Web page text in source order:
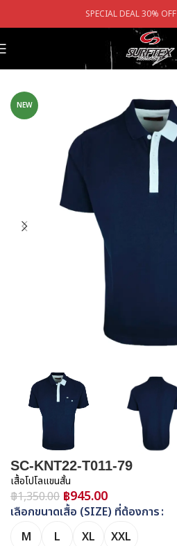
SPECIAL DEAL 30% OFF
เสื้อโปโล เสื้อโปโลแขนสั้น
NEW
SC-KNT22-T011-79
เสื้อโปโลแขนสั้น
฿1,350.00 ฿945.00
เลือกขนาดเสื้อ (SIZE) ที่ต้องการ
M
L XL XXL